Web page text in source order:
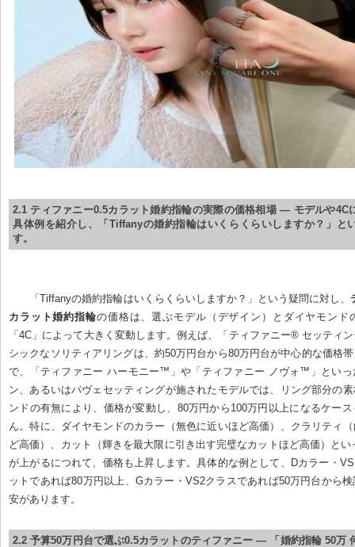
2.1 ティファニー0.5カラット婚約指輪の実際の価格相場 — モデルや4C
具体例を紹介し、「Tiffanyの婚約指輪はいくらくらいしますか？」と
す。
「Tiffanyの婚約指輪はいくらくらいしますか？」という疑問に対し、
カラット婚約指輪の価格は、選ぶモデル（デザイン）とダイヤモンド
「4C」によって大きく変動します。例えば、「ティファニー® セッティ
シックなソリティアリングは、約50万円台から80万円台が中心的な価格
で、「ティファニー ハーモニー™」や「ティファニー ノヴォ™」といっ
ン、あるいはパヴェセッティングが施されたモデルでは、リング部分の
ンドの有無により、価格が変動し、80万円から100万円以上になるケー
ん。特に、ダイヤモンドのカラー（無色に近いほど高価）、クラリティ
ど高価）、カット（輝きを最大限に引き出す完璧なカットほど高価）とい
が上がるにつれて、価格も上昇します。具体的な例として、Dカラー・
ットであれば80万円以上、Gカラー・VS2クラスであれば50万円台から
安があります。
2.2 予算50万円台で選ぶ0.5カラットのティファニー — 「婚約指輪 50万